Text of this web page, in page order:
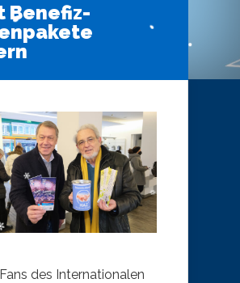
Benefiz-
des Internationalen